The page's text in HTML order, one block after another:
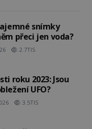
snímky
přeci jen voda?
2.7TIS
roku 2023: Jsou
UFO?
3.5TIS